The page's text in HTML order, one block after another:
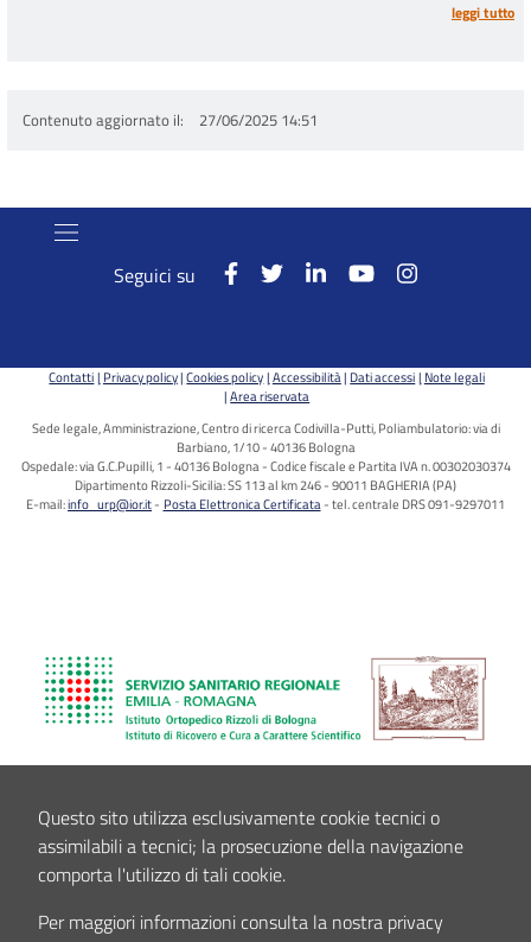
leggi tutto
Contenuto aggiornato il 27/06/2025 14:51
Seguici su
Contatti Privacy policy Cookies policy Accessibilità Dati accessi Note legali
Area riservata
Sede legale, Amministrazione, Centro di ricerca Codivilla-Putti, Poliambulatorio: via di
Barbiano, 1/10 - 40136 Bologna
Ospedale: via G.C.Pupilli, 1 - 40136 Bologna - Codice fiscale e Partita IVA n. 00302030374
Dipartimento Rizzoli-Sicilia: SS 113 al km 246 - 90011 BAGHERIA (PA)
E-mail:info_urp@ior.it Posta Elettronica Certificata tel. centrale DRS 091-9297011
Questo sito utilizza esclusivamente cookie tecnici o
assimilabili a tecnici; la prosecuzione della navigazione
comporta l'utilizzo di tali cookie.
Per maggiori informazioni consulta la nostra privacy